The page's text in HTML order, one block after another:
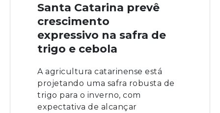
Santa Catarina prevê
crescimento
expressivo na safra de
trigo e cebola
A agricultura catarinense está
projetando uma safra robusta de
trigo para o inverno, com
expectativa de alcançar